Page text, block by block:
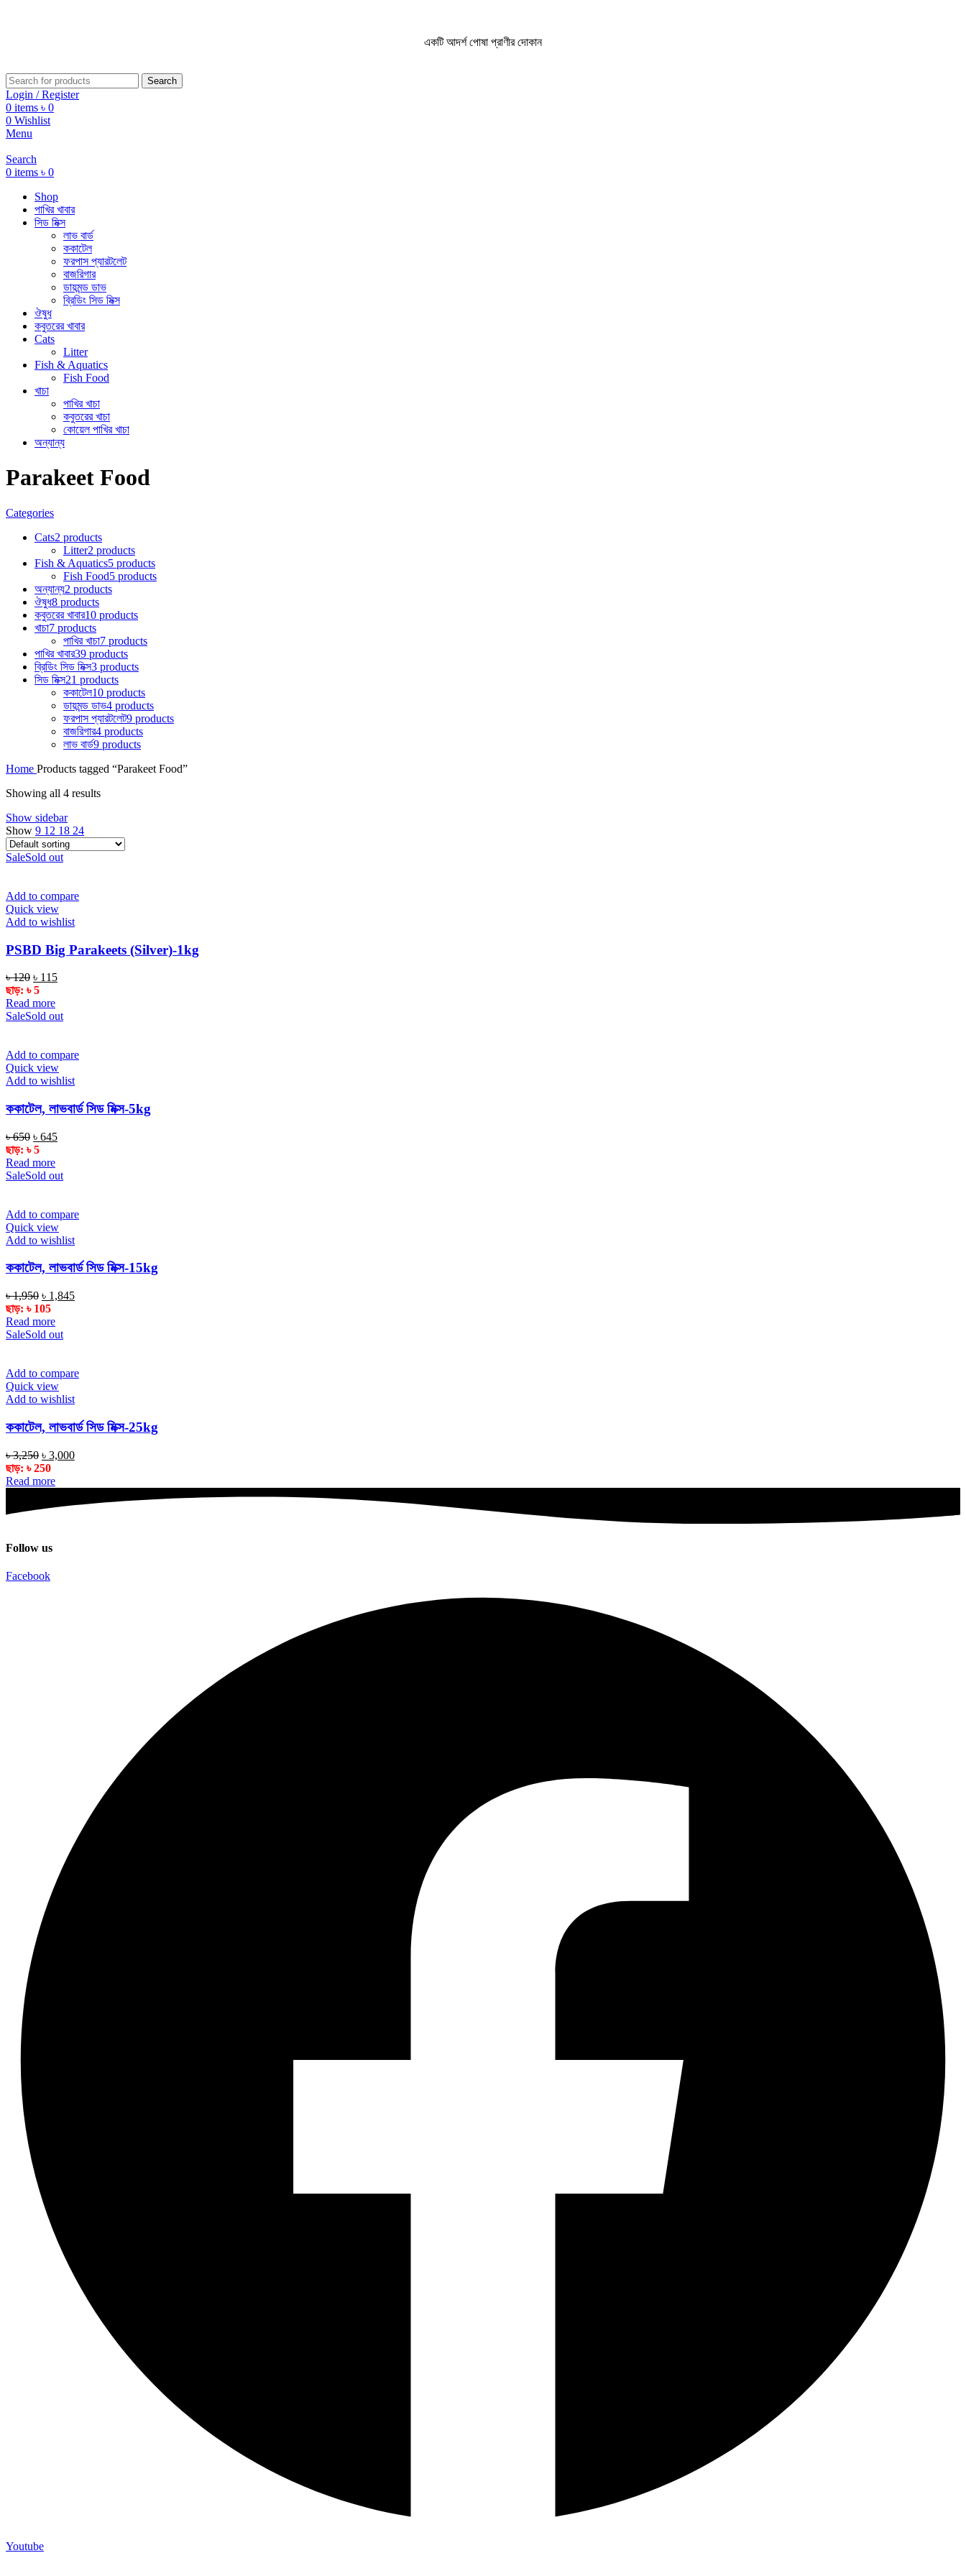
একটি আদর্শ পোষা প্রাণীর দোকান
Search
Login / Register
0 items ৳ 0
0 Wishlist
Menu
Search
0 items ৳ 0
Shop
পাখির খাবার
সিড মিক্স
লাভ বার্ড
ককাটেল
ফরপাস প্যারটলেট
বাজরিগার
ডায়মন্ড ডাভ
ব্রিডিং সিড মিক্স
ঔষুধ
কবুতরের খাবার
Cats
Litter
Fish & Aquatics
Fish Food
খাচা
পাখির খাচা
কবুতরের খাচা
কোয়েল পাখির খাচা
অন্যান্য
Parakeet Food
Categories
Cats2 products
Litter2 products
Fish & Aquatics5 products
Fish Food5 products
অন্যান্য2 products
ঔষুধ8 products
কবুতরের খাবার10 products
খাচা7 products
পাখির খাচা7 products
পাখির খাবার39 products
ব্রিডিং সিড মিক্স3 products
সিড মিক্স21 products
ককাটেল10 products
ডায়মন্ড ডাভ4 products
ফরপাস প্যারটলেট9 products
বাজরিগার4 products
লাভ বার্ড9 products
Home Products tagged “Parakeet Food”
Showing all 4 results
Show sidebar
Show 9 12 18 24
SaleSold out
Add to compare
Quick view
Add to wishlist
PSBD Big Parakeets (Silver)-1kg
৳120 Original
price
was:
৳ 120.
৳ 115Current
৳ 115.
ছাড়: ৳5
Read more
SaleSold out
Add to compare
Quick view
Add to wishlist
ককাটেল, লাভবার্ড সিড মিক্স-5kg
৳650 Original
price
was:
৳ 650.
৳ 645Current
৳ 645.
ছাড়: ৳5
Read more
SaleSold out
Add to compare
Quick view
Add to wishlist
ককাটেল, লাভবার্ড সিড মিক্স-15kg
৳1,950 Original
price
was:
৳ 1,950.
৳ 1,845Current
ছাড়: ৳ 105
Read more
SaleSold out
Add to compare
Quick view
Add to wishlist
ককাটেল, লাভবার্ড সিড মিক্স-25kg
৳3,250 Original
price
was:
৳ 3,000Current
ছাড়: ৳250
Read more
Follow us
Facebook
Youtube